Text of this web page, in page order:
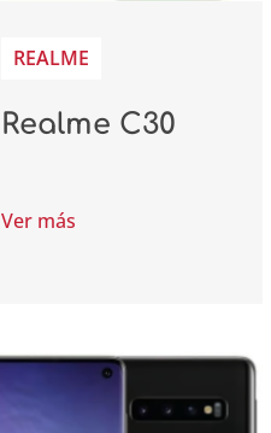
REALME
Realme C30
Ver más